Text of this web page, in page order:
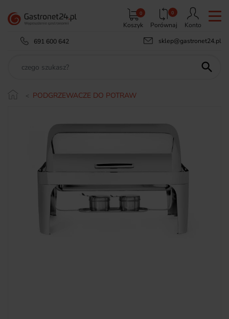
Koszyk
0 0
Porównaj
Konto
691 600 642
sklep@gastronet24.pl

PODGRZEWACZE DO POTRAW